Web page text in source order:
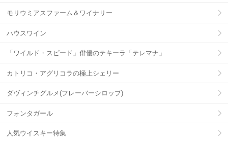
モリウミアスファーム＆ワイナリー
ハウスワイン
「ワイルド・スピード」俳優のテキーラ「テレマナ」
カトリコ・アグリコラの極上シェリー
ダヴィンチグルメ(フレーバーシロップ)
フォンタガール
人気ウイスキー特集